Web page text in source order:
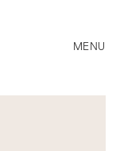
MENU